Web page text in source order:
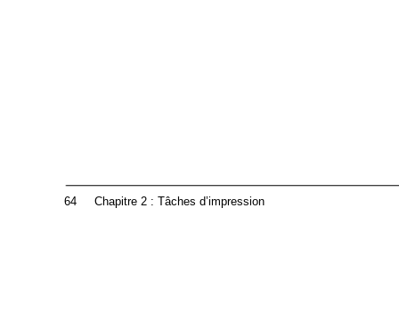
64 Chapitre 2 : Tâches d’impression